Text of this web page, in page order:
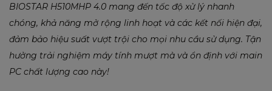
BIOSTAR H510MHP 4.0 mang đến tốc độ xử lý nhanh
chóng, khả năng mở rộng linh hoạt và các kết nối hiện đại,
đảm bảo hiệu suất vượt trội cho mọi nhu cầu sử dụng. Tận
hưởng trải nghiệm máy tính mượt mà và ổn định với main
PC chất lượng cao này!